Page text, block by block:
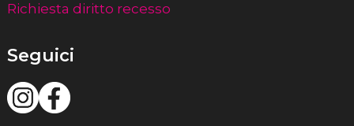
Richiesta diritto recesso
Seguici